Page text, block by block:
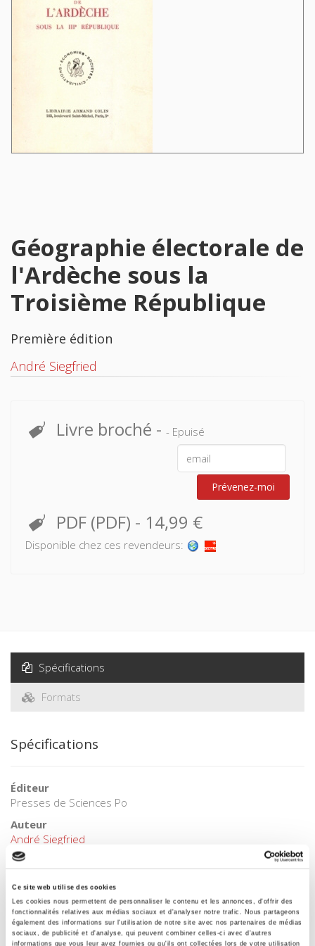
Ce site web utilise des cookies
Les cookies nous permettent de personnaliser le contenu et les annonces, d'offrir des
fonctionnalités relatives aux médias sociaux et d'analyser notre trafic. Nous partageons
également des informations sur l'utilisation de notre site avec nos partenaires de médias
sociaux, de publicité et d'analyse, qui peuvent combiner celles-ci avec d'autres
informations que vous leur avez fournies ou qu'ils ont collectées lors de votre utilisation
Géographie électorale de
l'Ardèche sous la
Troisième République
Première édition
André Siegfried
Livre broché - - Epuisé
Prévenez-moi
PDF (PDF) - 14,99 €
Disponible chez ces revendeurs:
Spécifications
Formats
Spécifications
Éditeur
Presses de Sciences Po
Auteur
André Siegfried
Collection
Langue
français
Mots clés